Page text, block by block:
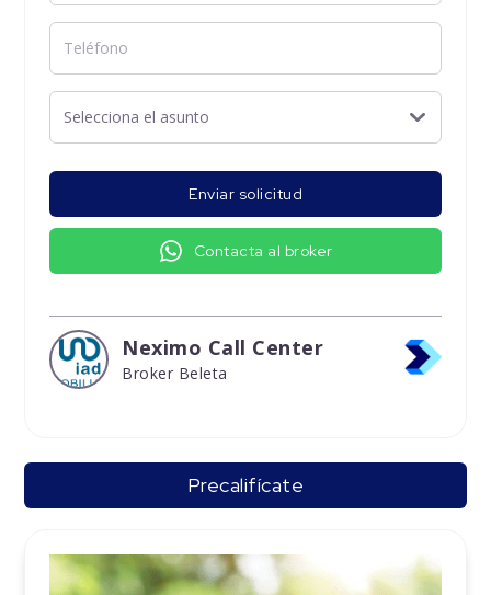
Enviar solicitud
Contacta al broker
Neximo Call Center
Broker Beleta
Precalifícate